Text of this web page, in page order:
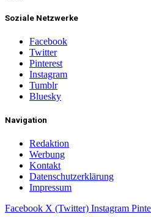
Soziale Netzwerke
Facebook
Twitter
Pinterest
Instagram
Tumblr
Bluesky
Navigation
Redaktion
Werbung
Kontakt
Datenschutzerklärung
Impressum
Facebook X (Twitter) Instagram